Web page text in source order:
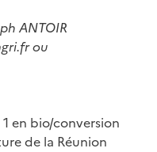
ANTOIR
ou
en bio/conversion
de la Réunion